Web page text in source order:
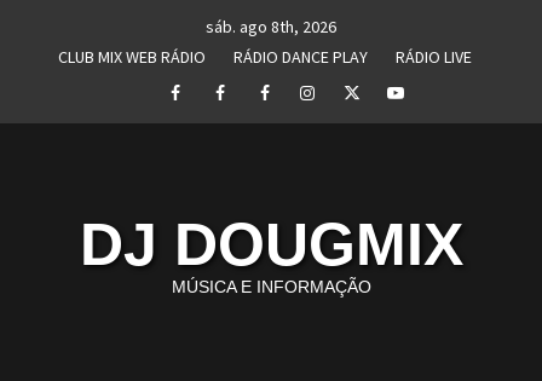
sáb. ago 8th, 2026
CLUB MIX WEB RÁDIO
RÁDIO DANCE PLAY
RÁDIO LIVE
FacebookPerfil
I
Perfil
II
InstagramTwitterYoutube
DJ DOUGMIX
MÚSICA E INFORMAÇÃO